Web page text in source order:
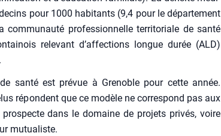
pour 1000 habi­tants (9,4 pour le dépar­te­ment
com­mu­nau­té pro­fes­sion­nelle ter­ri­to­riale de san­té
rele­vant d’affections longue durée (ALD)
san­té est pré­vue à Gre­noble pour cette année.
répondent que ce modèle ne cor­res­pond pas aux
dans le domaine de pro­jets pri­vés, voire
mutua­liste.